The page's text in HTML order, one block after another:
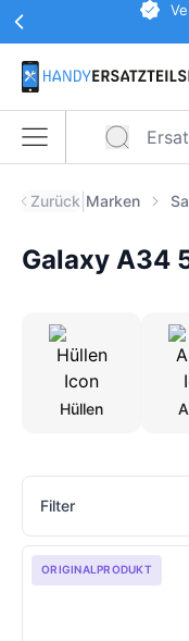
Zum Hauptinhalt
Werbeaktionen
Menü öffnen
Zurück Marken
Galaxy A34
Hüllen
Produkte
Filter
ORIGINALPRODUKT